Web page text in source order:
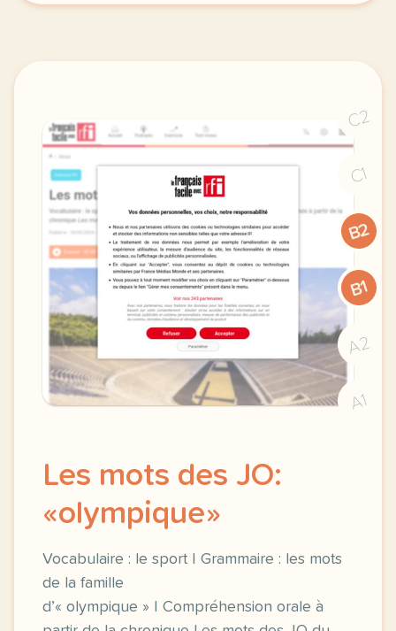
C2
C1
B2
B1
A2
A1
Les mots des JO:
«olympique»
Vocabulaire : le sport | Grammaire : les mots
de la famille
d’« olympique » | Compréhension orale à